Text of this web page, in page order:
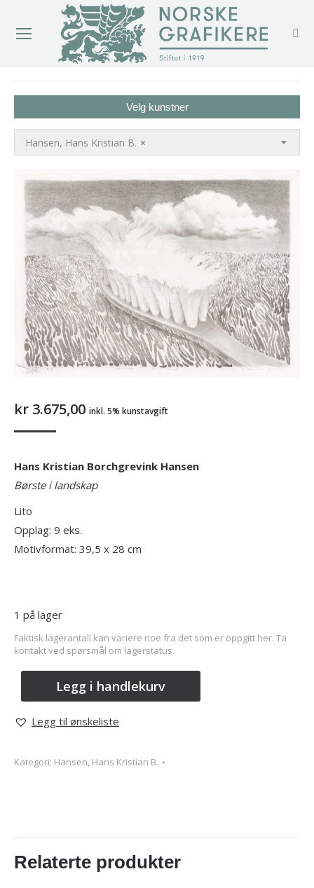
Velg kunstner
×
Hansen, Hans Kristian B.
kr 3.675,00 inkl. 5% kunstavgift
Hans Kristian Borchgrevink Hansen
Børste i landskap
Lito
Opplag: 9 eks.
Motivformat: 39,5 x 28 cm
1 på lager
Faktisk lagerantall kan variere noe fra det som er oppgitt her. Ta
kontakt ved spørsmål om lagerstatus.
Legg i handlekurv
Legg til ønskeliste
Kategori: Hansen, Hans Kristian B.
Relaterte produkter